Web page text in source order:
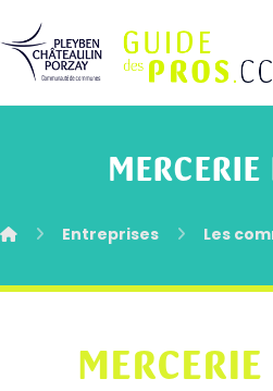
Entreprises Les